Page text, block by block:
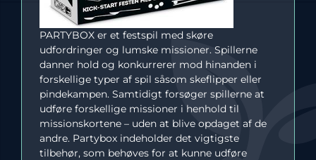
PARTYBOX er et festspil med skøre
udfordringer og lumske missioner. Spillerne
danner hold og konkurrerer mod hinanden i
forskellige typer af spil såsom skeflipper eller
pindekampen. Samtidigt forsøger spillerne at
udføre forskellige missioner i henhold til
missionskortene – uden at blive opdaget af de
andre. Partybox indeholder det vigtigste
tilbehør, som behøves for at kunne udføre